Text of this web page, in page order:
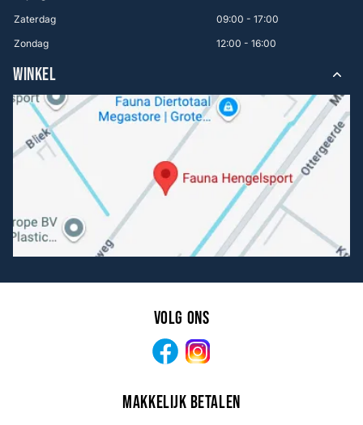
Zaterdag
09:00 - 17:00
Zondag
12:00 - 16:00
WINKEL
Volg ons
Facebook
Makkelijk betalen